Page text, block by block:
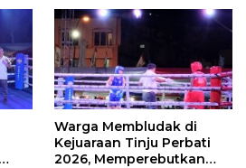
Warga Membludak di
Kejuaraan Tinju Perbati
2026, Memperebutkan